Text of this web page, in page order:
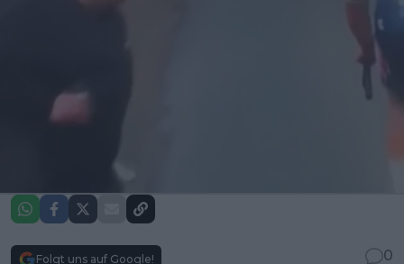
Folgt uns auf Google!
0